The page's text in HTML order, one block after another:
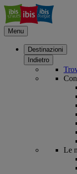
Menu
Destinazioni
Indietro
Le